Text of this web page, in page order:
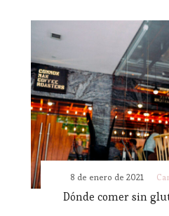
Dónde comer sin
8 de enero de 2021